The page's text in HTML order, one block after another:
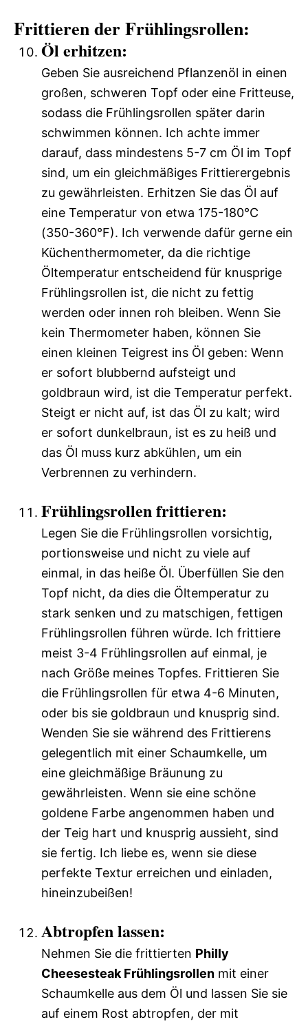
Frittieren der Frühlingsrollen:
Öl erhitzen:
Geben Sie ausreichend Pflanzenöl in einen
großen, schweren Topf oder eine Fritteuse,
sodass die Frühlingsrollen später darin
schwimmen können. Ich achte immer
darauf, dass mindestens 5-7 cm Öl im Topf
sind, um ein gleichmäßiges Frittierergebnis
zu gewährleisten. Erhitzen Sie das Öl auf
eine Temperatur von etwa 175-180°C
(350-360°F). Ich verwende dafür gerne ein
Küchenthermometer, da die richtige
Öltemperatur entscheidend für knusprige
Frühlingsrollen ist, die nicht zu fettig
werden oder innen roh bleiben. Wenn Sie
kein Thermometer haben, können Sie
einen kleinen Teigrest ins Öl geben: Wenn
er sofort blubbernd aufsteigt und
goldbraun wird, ist die Temperatur perfekt.
Steigt er nicht auf, ist das Öl zu kalt; wird
er sofort dunkelbraun, ist es zu heiß und
das Öl muss kurz abkühlen, um ein
Verbrennen zu verhindern.
Frühlingsrollen frittieren:
Legen Sie die Frühlingsrollen vorsichtig,
portionsweise und nicht zu viele auf
einmal, in das heiße Öl. Überfüllen Sie den
Topf nicht, da dies die Öltemperatur zu
stark senken und zu matschigen, fettigen
Frühlingsrollen führen würde. Ich frittiere
meist 3-4 Frühlingsrollen auf einmal, je
nach Größe meines Topfes. Frittieren Sie
die Frühlingsrollen für etwa 4-6 Minuten,
oder bis sie goldbraun und knusprig sind.
Wenden Sie sie während des Frittierens
gelegentlich mit einer Schaumkelle, um
eine gleichmäßige Bräunung zu
gewährleisten. Wenn sie eine schöne
goldene Farbe angenommen haben und
der Teig hart und knusprig aussieht, sind
sie fertig. Ich liebe es, wenn sie diese
perfekte Textur erreichen und einladen,
hineinzubeißen!
Abtropfen lassen:
Nehmen Sie die frittierten Philly
Cheesesteak Frühlingsrollen mit einer
Schaumkelle aus dem Öl und lassen Sie sie
auf einem Rost abtropfen, der mit